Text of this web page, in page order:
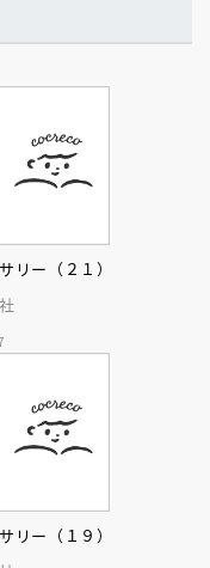
リー（２１）
リー（１９）